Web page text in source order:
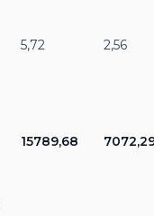
5,72 2,56
15789,68